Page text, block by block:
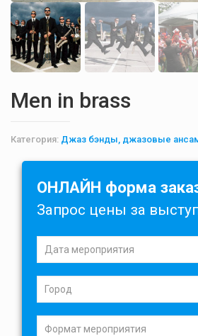
Men in brass
Категория: Джаз бэнды, джазовые
ОНЛАЙН форма
Запрос цены за